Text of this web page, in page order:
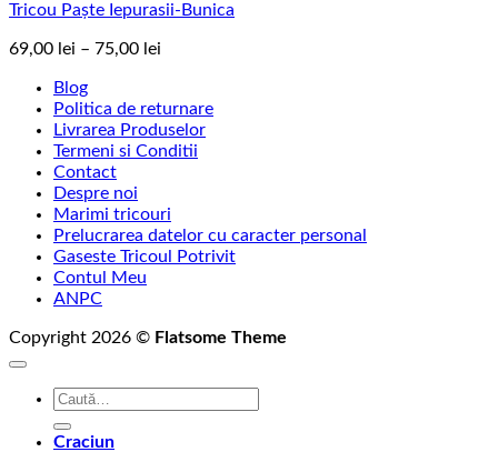
Tricou Paște Iepurasii-Bunica
69,00 lei – 75,00 lei
69,00 lei
până
la
Blog
Politica de returnare
Livrarea Produselor
Termeni si Conditii
Contact
Despre noi
Marimi tricouri
Prelucrarea datelor cu caracter personal
Gaseste Tricoul Potrivit
Contul Meu
ANPC
Copyright 2026 © Flatsome Theme
Caută
Craciun